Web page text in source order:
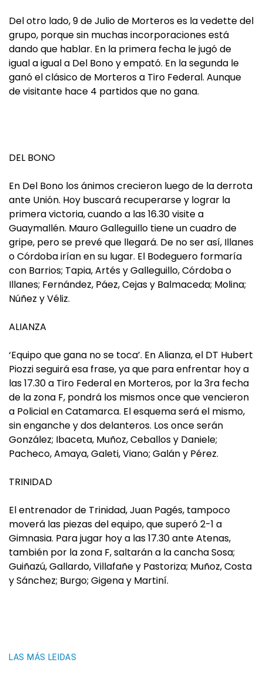
Del otro lado, 9 de Julio de Morteros es la vedette del
grupo, porque sin muchas incorporaciones está
dando que hablar. En la primera fecha le jugó de
igual a igual a Del Bono y empató. En la segunda le
ganó el clásico de Morteros a Tiro Federal. Aunque
de visitante hace 4 partidos que no gana.
DEL BONO
En Del Bono los ánimos crecieron luego de la derrota
ante Unión. Hoy buscará recuperarse y lograr la
primera victoria, cuando a las 16.30 visite a
Guaymallén. Mauro Galleguillo tiene un cuadro de
gripe, pero se prevé que llegará. De no ser así, Illanes
o Córdoba irían en su lugar. El Bodeguero formaría
con Barrios; Tapia, Artés y Galleguillo, Córdoba o
Illanes; Fernández, Páez, Cejas y Balmaceda; Molina;
Núñez y Véliz.
ALIANZA
‘Equipo que gana no se toca’. En Alianza, el DT Hubert
Piozzi seguirá esa frase, ya que para enfrentar hoy a
las 17.30 a Tiro Federal en Morteros, por la 3ra fecha
de la zona F, pondrá los mismos once que vencieron
a Policial en Catamarca. El esquema será el mismo,
sin enganche y dos delanteros. Los once serán
González; Ibaceta, Muñoz, Ceballos y Daniele;
Pacheco, Amaya, Galeti, Viano; Galán y Pérez.
TRINIDAD
El entrenador de Trinidad, Juan Pagés, tampoco
moverá las piezas del equipo, que superó 2-1 a
Gimnasia. Para jugar hoy a las 17.30 ante Atenas,
también por la zona F, saltarán a la cancha Sosa;
Guiñazú, Gallardo, Villafañe y Pastoriza; Muñoz, Costa
y Sánchez; Burgo; Gigena y Martiní.
LAS MÁS LEIDAS